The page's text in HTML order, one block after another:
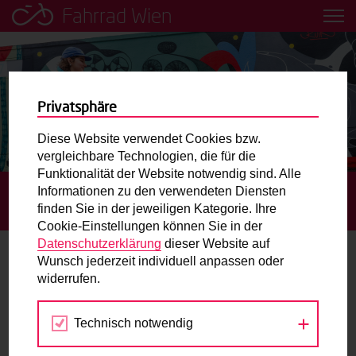
Fahrrad Wien
Leih dir einfach ein Transportfahrrad in deiner Nähe aus!
Mobilitätsbildung für Kinder und
Jugendliche
Radweg-Projektkarte
Routenplaner
Mit dem Fahrrad in Wien unterwegs? Hier finden Sie die
beste Route.
Wunschbox
Sie haben ein Anliegen zum Radverkehr? Schreiben Sie
STARTSEITE
TRANSPORTFAHRRÄDER IN DER STADT
TRANSPORTFAHRRAD-FÖRDERUNG
GRÄTZLRAD
Grätzlrad
Das Grätzlrad ist eine Webplattform, auf der
engagierte Vereine und Unternehmen
Transportfahrräder kostenfrei zur Verfügung stellen.
Privatsphäre
Diese Website verwendet Cookies bzw.
vergleichbare Technologien, die für die
Funktionalität der Website notwendig sind. Alle
Informationen zu den verwendeten Diensten
finden Sie in der jeweiligen Kategorie. Ihre
Cookie-Einstellungen können Sie in der
Datenschutzerklärung dieser Website auf
Wunsch jederzeit individuell anpassen oder
widerrufen.
Technisch notwendig